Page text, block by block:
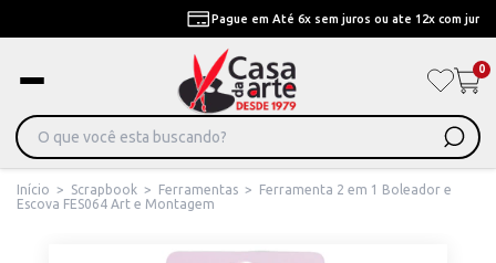
Pague em Até 6x sem juros ou ate 12x com juros
0
Início > Scrapbook > Ferramentas >
Ferramenta 2 em 1 Boleador e
Escova FES064 Art e Montagem